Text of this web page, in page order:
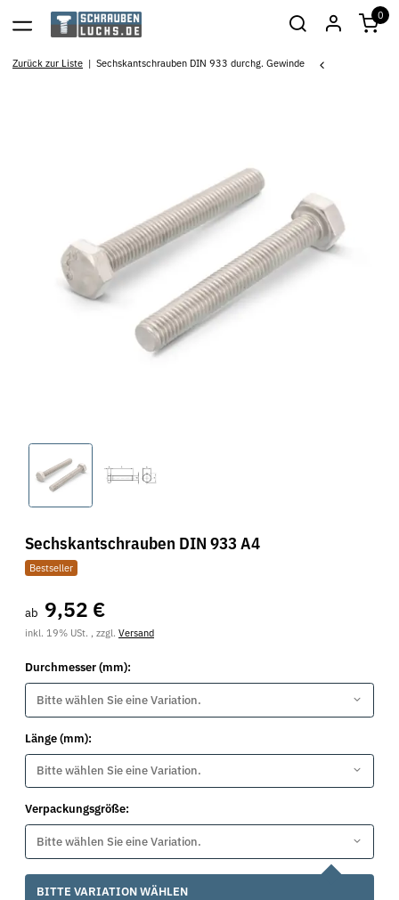
0
Zurück zur Liste Sechskantschrauben DIN 933 durchg. Gewinde
Sechskantschrauben DIN 933 A4
Bestseller
ab 9,52 €
inkl. 19% USt. , zzgl. Versand
Durchmesser (mm):
Bitte wählen Sie eine Variation.
Länge (mm):
Bitte wählen Sie eine Variation.
Verpackungsgröße:
Bitte wählen Sie eine Variation.
x
BITTE VARIATION WÄHLEN